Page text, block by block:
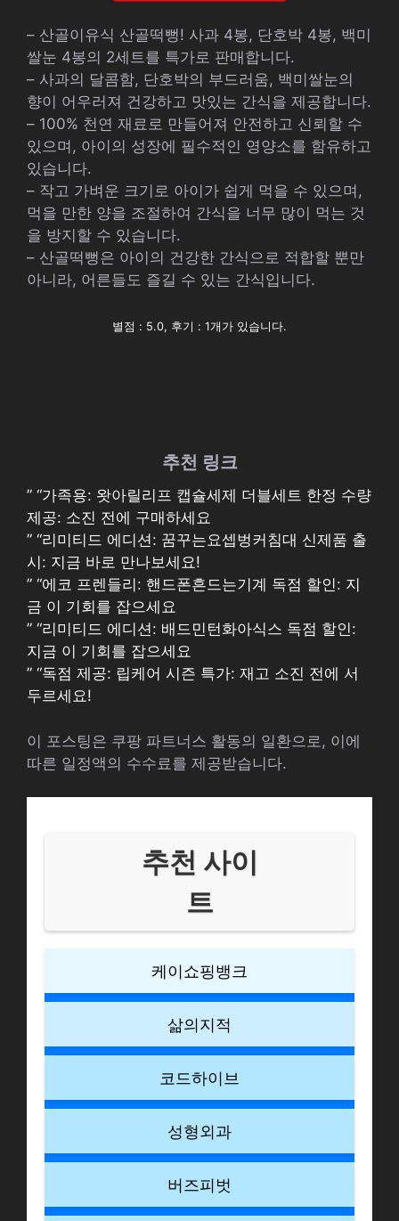
– 산골이유식 산골떡뻥! 사과 4봉, 단호박 4봉, 백미
쌀눈 4봉의 2세트를 특가로 판매합니다.
– 사과의 달콤함, 단호박의 부드러움, 백미쌀눈의
향이 어우러져 건강하고 맛있는 간식을 제공합니다.
– 100% 천연 재료로 만들어져 안전하고 신뢰할 수
있으며, 아이의 성장에 필수적인 영양소를 함유하고
있습니다.
– 작고 가벼운 크기로 아이가 쉽게 먹을 수 있으며,
먹을 만한 양을 조절하여 간식을 너무 많이 먹는 것
을 방지할 수 있습니다.
– 산골떡뻥은 아이의 건강한 간식으로 적합할 뿐만
아니라, 어른들도 즐길 수 있는 간식입니다.
별점 : 5.0, 후기 : 1개가 있습니다.
추천 링크
” “가족용: 왓아릴리프 캡슐세제 더블세트 한정 수량
제공: 소진 전에 구매하세요
” “리미티드 에디션: 꿈꾸는요셉벙커침대 신제품 출
시: 지금 바로 만나보세요!
” “에코 프렌들리: 핸드폰흔드는기계 독점 할인: 지
금 이 기회를 잡으세요
” “리미티드 에디션: 배드민턴화아식스 독점 할인:
지금 이 기회를 잡으세요
” “독점 제공: 립케어 시즌 특가: 재고 소진 전에 서
두르세요!
이 포스팅은 쿠팡 파트너스 활동의 일환으로, 이에
따른 일정액의 수수료를 제공받습니다.
추천 사이
트
케이쇼핑뱅크
삶의지적
코드하이브
성형외과
버즈피벗